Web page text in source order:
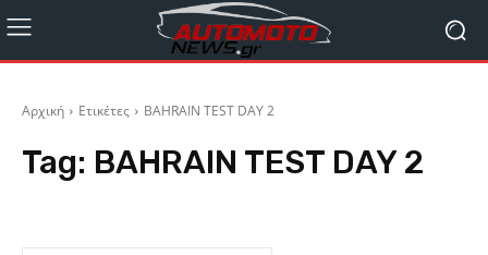
Αρχική Ετικέτες BAHRAIN TEST DAY 2
Tag: BAHRAIN TEST DAY 2